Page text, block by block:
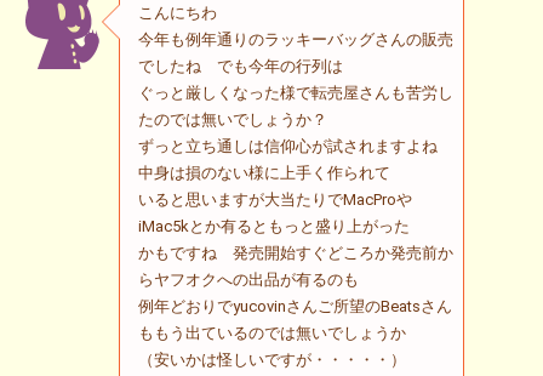
こんにちわ
今年も例年通りのラッキーバッグさんの販売
でしたね でも今年の行列は
ぐっと厳しくなった様で転売屋さんも苦労し
たのでは無いでしょうか？
ずっと立ち通しは信仰心が試されますよね
中身は損のない様に上手く作られて
いると思いますが大当たりでMacProや
iMac5kとか有るともっと盛り上がった
かもですね 発売開始すぐどころか発売前か
らヤフオクへの出品が有るのも
例年どおりでyucovinさんご所望のBeatsさん
ももう出ているのでは無いでしょうか
（安いかは怪しいですが・・・・・）